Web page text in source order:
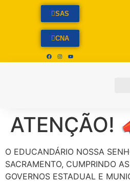
SAS
CNA
ATENÇÃO!
O EDUCANDÁRIO NOSSA
SACRAMENTO, CUMPRINDO
GOVERNOS ESTADUAL E